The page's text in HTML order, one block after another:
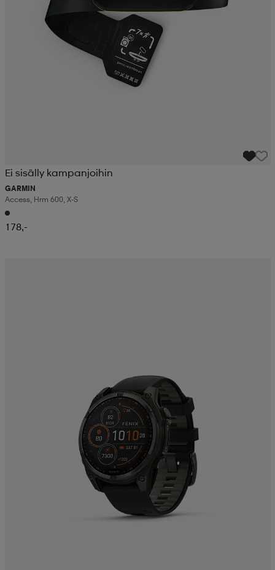
Ei sisälly kampanjoihin
GARMIN
Access, Hrm 600, X-S
178,-